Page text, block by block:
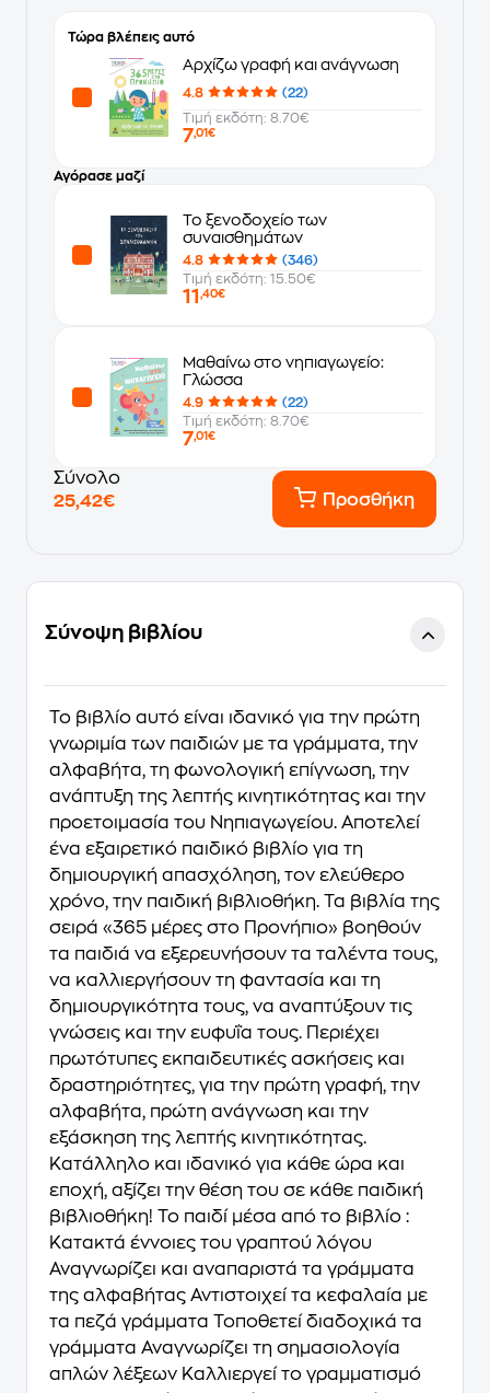
Τώρα βλέπεις αυτό
Αρχίζω γραφή και ανάγνωση
4.8
(22)
Τιμή εκδότη: 8.70€
7,01€
Αγόρασε μαζί
Το ξενοδοχείο των
συναισθημάτων
4.8
(346)
Τιμή εκδότη: 15.50€
11 ,40€
Μαθαίνω στο νηπιαγωγείο:
Γλώσσα
4.9
(22)
Τιμή εκδότη: 8.70€
7,01€
Σύνολο
25,42€
Προσθήκη
Σύνοψη βιβλίου
Το βιβλίο αυτό είναι ιδανικό για την πρώτη
γνωριμία των παιδιών με τα γράμματα, την
αλφαβήτα, τη φωνολογική επίγνωση, την
ανάπτυξη της λεπτής κινητικότητας και την
προετοιμασία του Νηπιαγωγείου. Αποτελεί
ένα εξαιρετικό παιδικό βιβλίο για τη
δημιουργική απασχόληση, τον ελεύθερο
χρόνο, την παιδική βιβλιοθήκη. Τα βιβλία της
σειρά «365 μέρες στο Προνήπιο» βοηθούν
τα παιδιά να εξερευνήσουν τα ταλέντα τους,
να καλλιεργήσουν τη φαντασία και τη
δημιουργικότητα τους, να αναπτύξουν τις
γνώσεις και την ευφυΐα τους. Περιέχει
πρωτότυπες εκπαιδευτικές ασκήσεις και
δραστηριότητες, για την πρώτη γραφή, την
αλφαβήτα, πρώτη ανάγνωση και την
εξάσκηση της λεπτής κινητικότητας.
Κατάλληλο και ιδανικό για κάθε ώρα και
εποχή, αξίζει την θέση του σε κάθε παιδική
βιβλιοθήκη! Το παιδί μέσα από το βιβλίο :
Κατακτά έννοιες του γραπτού λόγου
Αναγνωρίζει και αναπαριστά τα γράμματα
της αλφαβήτας Αντιστοιχεί τα κεφαλαία με
τα πεζά γράμματα Τοποθετεί διαδοχικά τα
γράμματα Αναγνωρίζει τη σημασιολογία
απλών λέξεων Καλλιεργεί το γραμματισμό